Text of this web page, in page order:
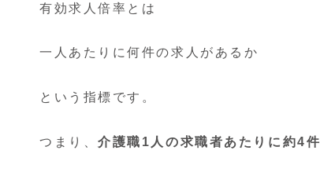
有効求人倍率とは
一人あたりに何件の求人があるか
という指標です。
つまり、介護職1人の求職者あたりに約4件